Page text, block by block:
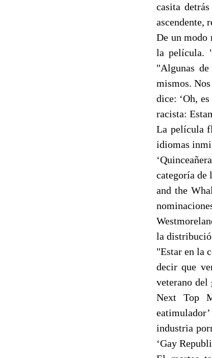
casita
ascendente,
De un modo
la película.
"Algunas
mismos.
dice: ‘Oh,
racista:
La película
idiomas
categoría de
and the
la
"Estar en la
decir que
veterano del
Next Top
industria
‘Gay